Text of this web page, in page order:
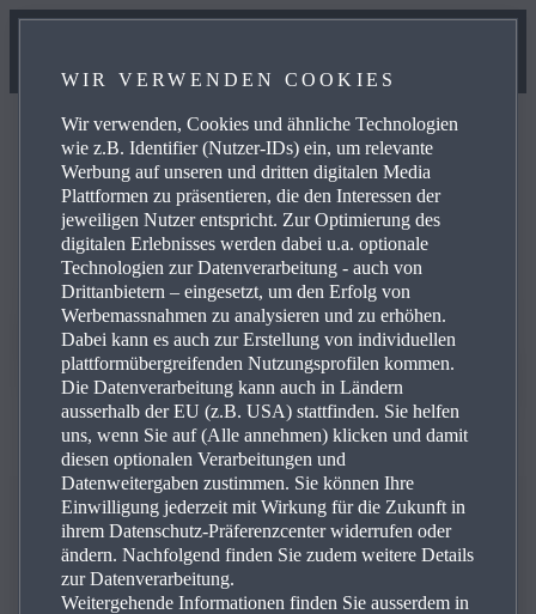
MAZDA MX‑5 RF ZUBEHÖR
WIR VERWENDEN COOKIES
Wir verwenden, Cookies und ähnliche Technologien
wie z.B. Identifier (Nutzer-IDs) ein, um relevante
Werbung auf unseren und dritten digitalen Media
Plattformen zu präsentieren, die den Interessen der
jeweiligen Nutzer entspricht. Zur Optimierung des
digitalen Erlebnisses werden dabei u.a. optionale
Technologien zur Datenverarbeitung - auch von
Drittanbietern – eingesetzt, um den Erfolg von
Werbemassnahmen zu analysieren und zu erhöhen.
Dabei kann es auch zur Erstellung von individuellen
plattformübergreifenden Nutzungsprofilen kommen.
Die Datenverarbeitung kann auch in Ländern
ausserhalb der EU (z.B. USA) stattfinden. Sie helfen
uns, wenn Sie auf (Alle annehmen) klicken und damit
diesen optionalen Verarbeitungen und
Datenweitergaben zustimmen. Sie können Ihre
Einwilligung jederzeit mit Wirkung für die Zukunft in
ihrem Datenschutz-Präferenzcenter widerrufen oder
ändern. Nachfolgend finden Sie zudem weitere Details
zur Datenverarbeitung.
Weitergehende Informationen finden Sie ausserdem in